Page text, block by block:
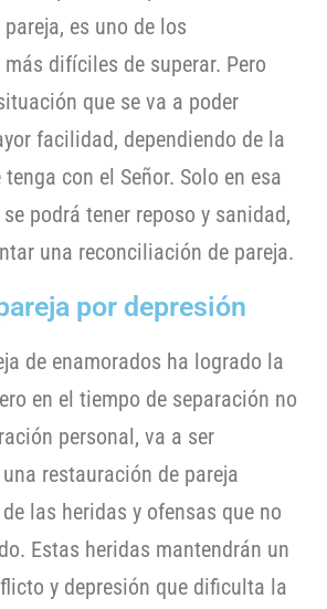
es uno de los
difíciles de superar. Pero
que se va a poder
facilidad, dependiendo de la
con el Señor. Solo en esa
podrá tener reposo y sanidad,
una reconciliación de pareja.
por depresión
de enamorados ha logrado la
en el tiempo de separación no
personal, va a ser
restauración de pareja
las heridas y ofensas que no
Estas heridas mantendrán un
y depresión que dificulta la